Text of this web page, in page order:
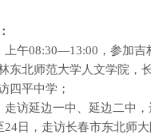
上午08:30—13:00 ，参加
东北师范大学人文学院，
四平中学；
走访延边一中、延边二中，
24日，走访长春市东北师